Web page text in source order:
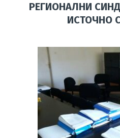
РЕГИОНАЛНИ
ИСТОЧНО